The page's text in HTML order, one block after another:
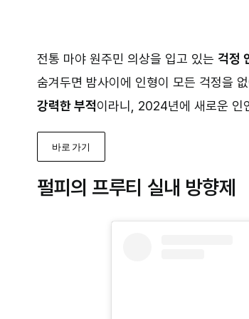
전통 마야 원주민 의상을 입고 있는 걱정
숨겨두면 밤사이에 인형이 모든 걱정을
강력한 부적이라니, 2024년에 새로운 인
바로 가기
펄피의 프루티 실내 방향제